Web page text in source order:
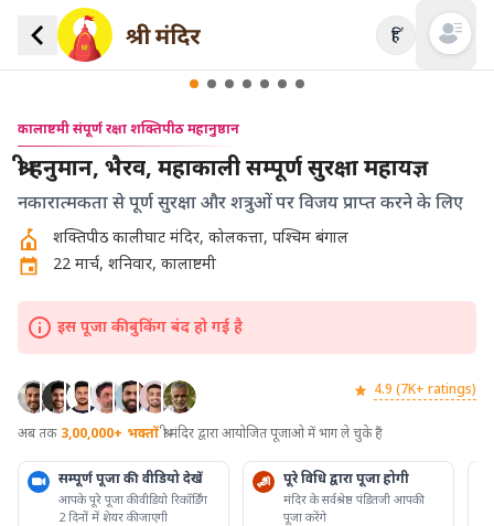
हिं Open
कालाष्टमी संपूर्ण रक्षा शक्तिपीठ महानुष्ठान
श्री हनुमान, भैरव, महाकाली सम्पूर्ण सुरक्षा महायज्ञ
नकारात्मकता से पूर्ण सुरक्षा और शत्रुओं पर विजय प्राप्त करने के लिए
शक्तिपीठ कालीघाट मंदिर, कोलकत्ता, पश्चिम बंगाल
22 मार्च, शनिवार, कालाष्टमी
इस पूजा की बुकिंग बंद हो गई है
4.9 (7K+ ratings)
अब तक 3,00,000+ भक्तों श्री मंदिर द्वारा आयोजित पूजाओ में भाग ले चुके हैं
सम्पूर्ण पूजा की वीडियो देखें
आपके पूरे पूजा की वीडियो रिकॉर्डिंग
2 दिनों में शेयर की जाएगी
पूरे विधि द्वारा पूजा होगी
मंदिर के सर्वश्रेष्ठ पंडितजी आपकी
पूजा करेंगे